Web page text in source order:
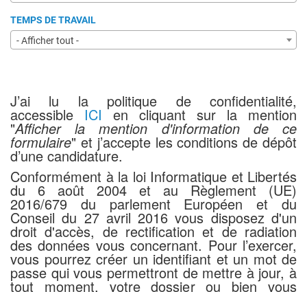
TEMPS DE TRAVAIL
- Afficher tout -
J’ai lu la politique de confidentialité,
accessible ICI en cliquant sur la mention
"Afficher la mention d'information de ce
formulaire" et j’accepte les conditions de dépôt
d’une candidature.
Conformément à la loi Informatique et Libertés
du 6 août 2004 et au Règlement (UE)
2016/679 du parlement Européen et du
Conseil du 27 avril 2016 vous disposez d'un
droit d'accès, de rectification et de radiation
des données vous concernant. Pour l’exercer,
vous pourrez créer un identifiant et un mot de
passe qui vous permettront de mettre à jour, à
tout moment, votre dossier ou bien vous